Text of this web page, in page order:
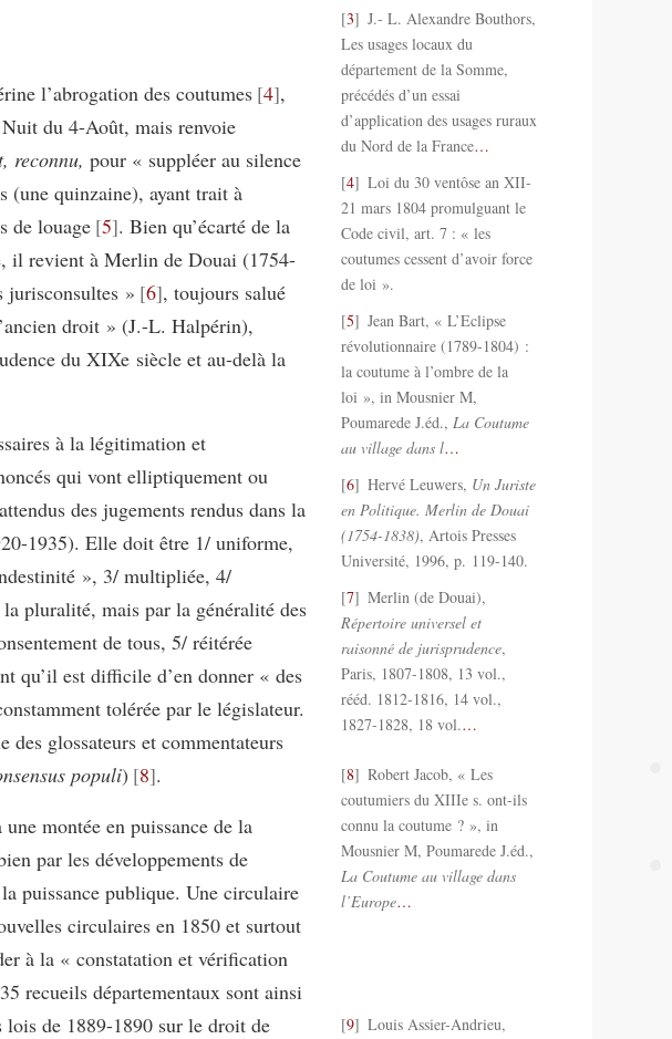
l’abrogation des coutumes 4 ,
du 4-Août, mais renvoie
reconnu, pour « suppléer au silence
(une quinzaine), ayant trait à
de louage 5 . Bien qu’écarté de la
il revient à Merlin de Douai (1754-
jurisconsultes » 6 , toujours salué
droit » (J.-L. Halpérin),
du XIXe siècle et au-delà la
à la légitimation et
qui vont elliptiquement ou
des jugements rendus dans la
1935). Elle doit être 1/ uniforme,
», 3/ multipliée, 4/
pluralité, mais par la généralité des
de tous, 5/ réitérée
qu’il est difficile d’en donner « des
tolérée par le législateur.
glossateurs et commentateurs
populi) 8 .
une montée en puissance de la
par les développements de
puissance publique. Une circulaire
circulaires en 1850 et surtout
à la « constatation et vérification
recueils départementaux sont ainsi
lois de 1889-1890 sur le droit de
3
J.- L. Alexandre Bouthors,
Les usages locaux du
département de la Somme,
précédés d’un essai
d’application des usages ruraux
du Nord de la France…
4
Loi du 30 ventôse an XII-
21 mars 1804 promulguant le
Code civil, art. 7 : « les
coutumes cessent d’avoir force
de loi ».
5
Jean Bart, « L’Eclipse
révolutionnaire (1789-1804) :
la coutume à l’ombre de la
loi », in Mousnier M,
Poumarede J.éd., La Coutume
au village dans l…
6
Hervé Leuwers, Un Juriste
en Politique. Merlin de Douai
(1754-1838), Artois Presses
Université, 1996, p. 119-140.
7
Merlin (de Douai),
Répertoire universel et
raisonné de jurisprudence,
Paris, 1807-1808, 13 vol.,
rééd. 1812-1816, 14 vol.,
1827-1828, 18 vol.…
8
Robert Jacob, « Les
coutumiers du XIIIe s. ont-ils
connu la coutume ? », in
Mousnier M, Poumarede J.éd.,
La Coutume au village dans
l’Europe…
9 Louis Assier-Andrieu,